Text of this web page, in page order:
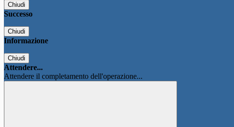
Chiudi
Successo
Chiudi
Informazione
Chiudi
Attendere...
Attendere il completamento dell'operazione...